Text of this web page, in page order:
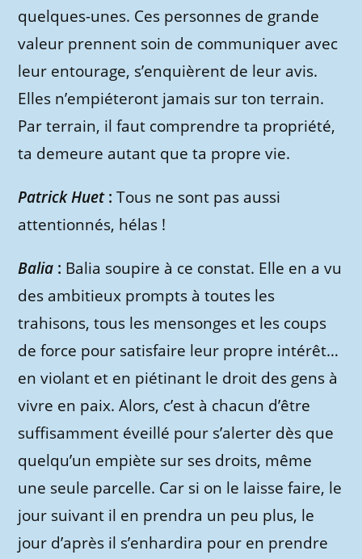
quelques-unes. Ces personnes de grande
valeur prennent soin de communiquer avec
leur entourage, s’enquièrent de leur avis.
Elles n’empiéteront jamais sur ton terrain.
Par terrain, il faut comprendre ta propriété,
ta demeure autant que ta propre vie.
Patrick Huet: Tous ne sont pas aussi
attentionnés, hélas !
Balia : Balia soupire à ce constat. Elle en a vu
des ambitieux prompts à toutes les
trahisons, tous les mensonges et les coups
de force pour satisfaire leur propre intérêt…
en violant et en piétinant le droit des gens à
vivre en paix. Alors, c’est à chacun d’être
suffisamment éveillé pour s’alerter dès que
quelqu’un empiète sur ses droits, même
une seule parcelle. Car si on le laisse faire, le
jour suivant il en prendra un peu plus, le
jour d’après il s’enhardira pour en prendre